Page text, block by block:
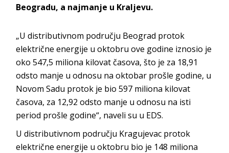
Beogradu, a najmanje u Kraljevu.
„U distributivnom području Beograd protok
električne energije u oktobru ove godine iznosio je
oko 547,5 miliona kilovat časova, što je za 18,91
odsto manje u odnosu na oktobar prošle godine, u
Novom Sadu protok je bio 597 miliona kilovat
časova, za 12,92 odsto manje u odnosu na isti
period prošle godine“, naveli su u EDS.
U distributivnom području Kragujevac protok
električne energije u oktobru bio je 148 miliona